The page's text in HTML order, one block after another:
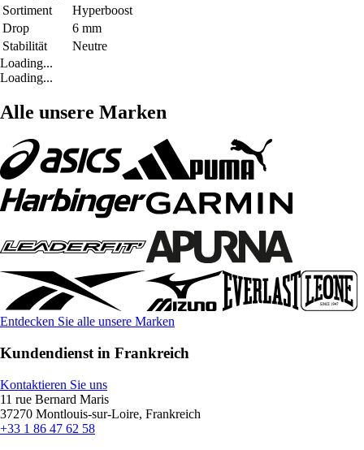
Sortiment
Hyperboost
Drop
6 mm
Stabilität
Neutre
Loading...
Loading...
Alle unsere Marken
Entdecken Sie alle unsere Marken
Kundendienst in Frankreich
Kontaktieren Sie uns
11 rue Bernard Maris
37270 Montlouis-sur-Loire, Frankreich
+33 1 86 47 62 58